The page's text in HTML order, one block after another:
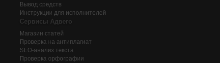
Вывод средств
Инструкции для исполнителей
Сервисы Адвего
Магазин статей
Проверка на антиплагиат
SEO-анализ текста
Проверка орфографии